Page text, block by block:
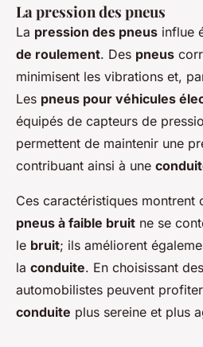
La pression des pneus
La pression des pneus influe
de roulement. Des pneus
minimisent les vibrations et,
Les pneus pour véhicules
équipés de capteurs de
permettent de maintenir une
contribuant ainsi à une
Ces caractéristiques montrent
pneus à faible bruit ne se
le bruit; ils améliorent
la conduite. En choisissant des
automobilistes peuvent
conduite plus sereine et plus